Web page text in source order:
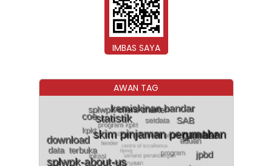
IMBAS SAYA
AWAN TAG